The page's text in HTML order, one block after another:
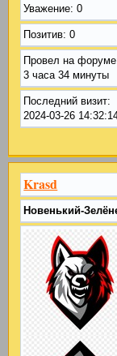
Уважение: 0
Позитив: 0
Провел на
3 часа 34 минуты
Последний визит:
2024-03-26
Krasd
Новенький-